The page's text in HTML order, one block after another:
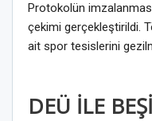
Protokolün
çekimi gerçekleştirildi.
ait spor tesislerini